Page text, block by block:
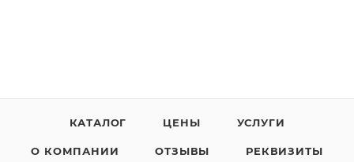
КАТАЛОГ ЦЕНЫ УСЛУГИ
О КОМПАНИИ ОТЗЫВЫ РЕКВИЗИТЫ